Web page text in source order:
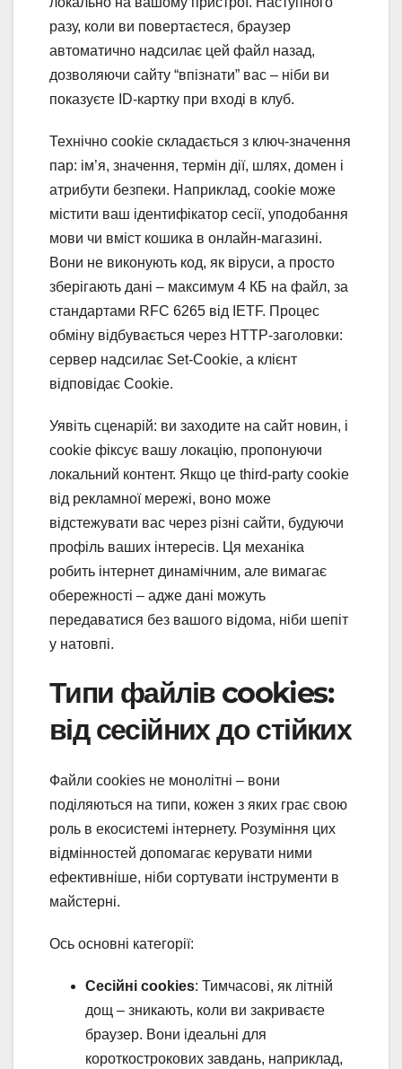
разу, коли ви повертаєтеся, браузер
автоматично надсилає цей файл назад,
дозволяючи сайту “впізнати” вас – ніби ви
показуєте ID-картку при вході в клуб.
Технічно cookie складається з ключ-значення
пар: ім’я, значення, термін дії, шлях, домен і
атрибути безпеки. Наприклад, cookie може
містити ваш ідентифікатор сесії, уподобання
мови чи вміст кошика в онлайн-магазині.
Вони не виконують код, як віруси, а просто
зберігають дані – максимум 4 КБ на файл, за
стандартами RFC 6265 від IETF. Процес
обміну відбувається через HTTP-заголовки:
сервер надсилає Set-Cookie, а клієнт
відповідає Cookie.
Уявіть сценарій: ви заходите на сайт новин, і
cookie фіксує вашу локацію, пропонуючи
локальний контент. Якщо це third-party cookie
від рекламної мережі, воно може
відстежувати вас через різні сайти, будуючи
профіль ваших інтересів. Ця механіка
робить інтернет динамічним, але вимагає
обережності – адже дані можуть
передаватися без вашого відома, ніби шепіт
у натовпі.
Типи файлів cookies:
від сесійних до стійких
Файли cookies не монолітні – вони
поділяються на типи, кожен з яких грає свою
роль в екосистемі інтернету. Розуміння цих
відмінностей допомагає керувати ними
ефективніше, ніби сортувати інструменти в
майстерні.
Ось основні категорії:
Сесійні cookies: Тимчасові, як літній
дощ – зникають, коли ви закриваєте
браузер. Вони ідеальні для
короткострокових завдань, наприклад,